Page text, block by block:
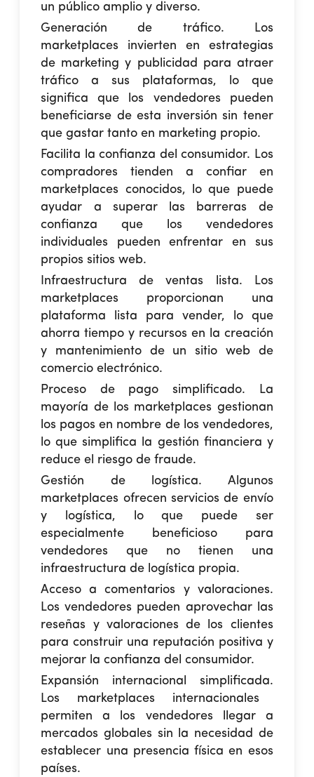
un público amplio y diverso.
Generación de tráfico. Los
marketplaces invierten en estrategias
de marketing y publicidad para atraer
tráfico a sus plataformas, lo que
significa que los vendedores pueden
beneficiarse de esta inversión sin tener
que gastar tanto en marketing propio.
Facilita la confianza del consumidor. Los
compradores tienden a confiar en
marketplaces conocidos, lo que puede
ayudar a superar las barreras de
confianza que los vendedores
individuales pueden enfrentar en sus
propios sitios web.
Infraestructura de ventas lista. Los
marketplaces proporcionan una
plataforma lista para vender, lo que
ahorra tiempo y recursos en la creación
y mantenimiento de un sitio web de
comercio electrónico.
Proceso de pago simplificado. La
mayoría de los marketplaces gestionan
los pagos en nombre de los vendedores,
lo que simplifica la gestión financiera y
reduce el riesgo de fraude.
Gestión de logística. Algunos
marketplaces ofrecen servicios de envío
y logística, lo que puede ser
especialmente beneficioso para
vendedores que no tienen una
infraestructura de logística propia.
Acceso a comentarios y valoraciones.
Los vendedores pueden aprovechar las
reseñas y valoraciones de los clientes
para construir una reputación positiva y
mejorar la confianza del consumidor.
Expansión internacional simplificada.
Los marketplaces internacionales
permiten a los vendedores llegar a
mercados globales sin la necesidad de
establecer una presencia física en esos
países.